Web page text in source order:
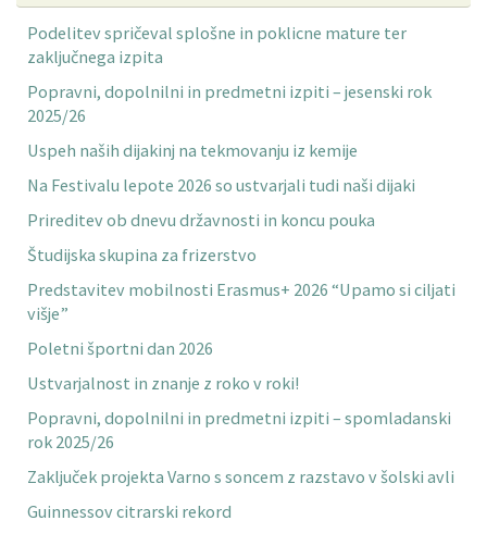
Podelitev spričeval splošne in poklicne mature ter
zaključnega izpita
Popravni, dopolnilni in predmetni izpiti – jesenski rok
2025/26
Uspeh naših dijakinj na tekmovanju iz kemije
Na Festivalu lepote 2026 so ustvarjali tudi naši dijaki
Prireditev ob dnevu državnosti in koncu pouka
Študijska skupina za frizerstvo
Predstavitev mobilnosti Erasmus+ 2026 “Upamo si ciljati
višje”
Poletni športni dan 2026
Ustvarjalnost in znanje z roko v roki!
Popravni, dopolnilni in predmetni izpiti – spomladanski
rok 2025/26
Zaključek projekta Varno s soncem z razstavo v šolski avli
Guinnessov citrarski rekord